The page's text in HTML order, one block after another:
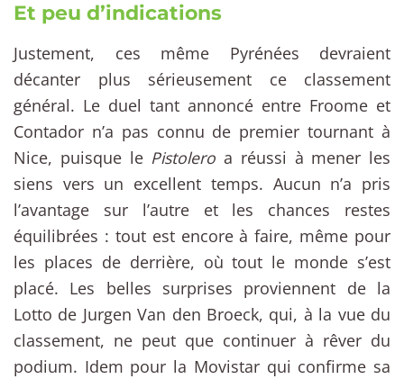
Et peu d’indications
Justement, ces même Pyrénées devraient
décanter plus sérieusement ce classement
général. Le duel tant annoncé entre Froome et
Contador n’a pas connu de premier tournant à
Nice, puisque le Pistolero a réussi à mener les
siens vers un excellent temps. Aucun n’a pris
l’avantage sur l’autre et les chances restes
équilibrées : tout est encore à faire, même pour
les places de derrière, où tout le monde s’est
placé. Les belles surprises proviennent de la
Lotto de Jurgen Van den Broeck, qui, à la vue du
classement, ne peut que continuer à rêver du
podium. Idem pour la Movistar qui confirme sa